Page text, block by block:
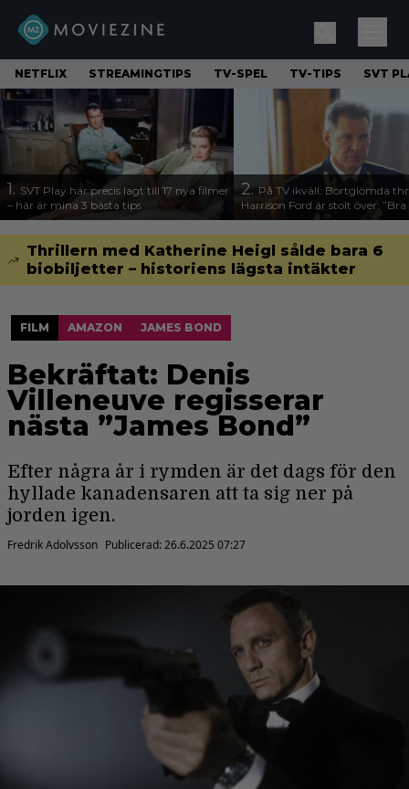
NETFLIX STREAMINGTIPS TV-SPEL TV-TIPS SVT
1. SVT Play har precis lagt till 17 nya filmer
– här är mina 3 bästa tips
2. På TV ikväll: Bortglömda
Harrison Ford är stolt över:
Thrillern med Katherine Heigl sålde bara 6
biobiljetter – historiens lägsta intäkter
FILM AMAZON JAMES BOND
Bekräftat: Denis
Villeneuve regisserar
nästa ”James Bond”
Efter några år i rymden är det dags för den
hyllade kanadensaren att ta sig ner på
jorden igen.
Fredrik Adolvsson Publicerad:26.6.2025 07:27